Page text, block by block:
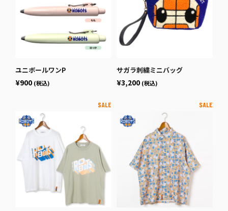
ユニボールワンP
¥900 (税込)
サガラ刺繍ミニバッグ
¥3,200 (税込)